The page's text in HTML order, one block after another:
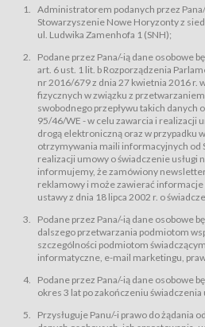
Bilety – wybrane dokumenty
Usługodawcą i uprawniające do wzięcia
przewidziane przez Usługodawcę dla
do uczestnictwa w wielu albo w
Sklep – sklep internetowy prowadzony
Regulamin – niniejszy regulamin.
§ 2
Postanowienia ogólne
Regulamin określa zasady:
świadczenia Usługobiorcom Usług
zastrzeżeniem usług, o których mowa
zasady świadczenia precyzują
przetwarzania przez Usługodawcę
będących osobami fizycznymi.
świadczy Usługi drogą elektroniczną w
2002 r. o świadczeniu usług drogą
1204, z późń. zm.). Usługi świadczone są
usługę przeglądania i odczytywania
zamieszczanych w Serwisie,
usługę utrzymywania konta
usługę newsletter,
usługę zawierania na odległość
Administratorem podanych przez
Stowarzyszenie Nowe Horyzonty z
ul. Ludwika Zamenhofa 1 (SNH);
Podane przez Pana/-ią dane osobowe
art. 6 ust. 1 lit. b Rozporządzenia
nr 2016/679 z dnia 27 kwietnia 2016 r.
fizycznych w związku z
swobodnego przepływu takich danych
95/46/WE - w celu zawarcia i realizacji
drogą elektroniczną oraz w przypadku
otrzymywania maili informacyjnych od
realizacji umowy o świadczenie usługi
informujemy, że zamówiony
reklamowy i może zawierać
ustawy z dnia 18 lipca 2002 r. o
Podane przez Pana/-ią dane osobowe
dalszego przetwarzania podmiotom
szczególności podmiotom
informatyczne, e-mail marketingu,
Podane przez Pana/-ią dane osobowe
okres 3 lat po zakończeniu świadczenia
Przysługuje Panu/-i prawo do żądania